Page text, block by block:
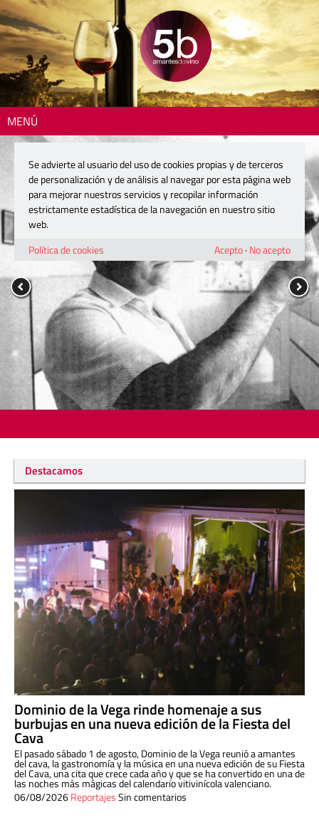
MENÚ
Destacamos
Dominio de la Vega rinde homenaje a sus
burbujas en una nueva edición de la Fiesta del
Cava
El pasado sábado 1 de agosto, Dominio de la Vega reunió a amantes
del cava, la gastronomía y la música en una nueva edición de su Fiesta
del Cava, una cita que crece cada año y que se ha convertido en una de
las noches más mágicas del calendario vitivinícola valenciano.
06/08/2026ReportajesSin comentarios
Se advierte al usuario del uso de cookies propias y de terceros
de personalización y de análisis al navegar por esta página web
para mejorar nuestros servicios y recopilar información
estrictamente estadística de la navegación en nuestro sitio
web.
Política de cookies
Acepto· No acepto